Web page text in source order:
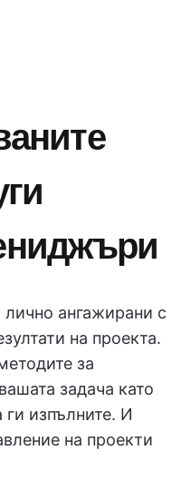
лично ангажирани с
на проекта.
за
задача като
изпълните. И
на проекти